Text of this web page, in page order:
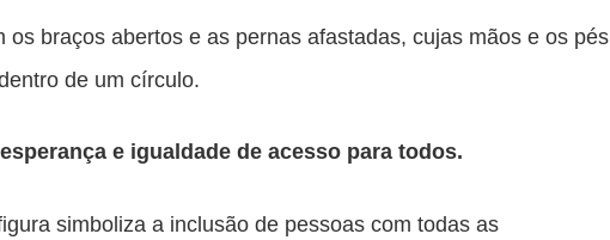
os braços abertos e as pernas afastadas, cujas mãos e os pés
de um círculo.
e igualdade de acesso para todos.
simboliza a inclusão de pessoas com todas as